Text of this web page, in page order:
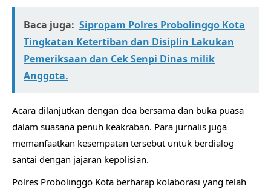
Baca juga: Sipropam Polres Probolinggo Kota
Tingkatan Ketertiban dan Disiplin Lakukan
Pemeriksaan dan Cek Senpi Dinas milik
Anggota.
Acara dilanjutkan dengan doa bersama dan buka puasa
dalam suasana penuh keakraban. Para jurnalis juga
memanfaatkan kesempatan tersebut untuk berdialog
santai dengan jajaran kepolisian.
Polres Probolinggo Kota berharap kolaborasi yang telah